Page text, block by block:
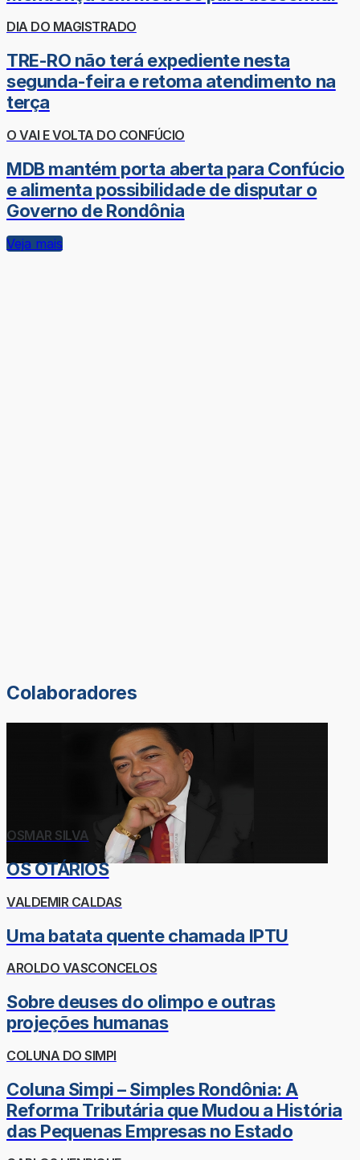
DIA DO MAGISTRADO
TRE-RO não terá expediente nesta
segunda-feira e retoma atendimento na
terça
O VAI E VOLTA DO CONFÚCIO
MDB mantém porta aberta para Confúcio
e alimenta possibilidade de disputar o
Governo de Rondônia
Veja mais
Colaboradores
OSMAR SILVA
OS OTÁRIOS
VALDEMIR CALDAS
Uma batata quente chamada IPTU
AROLDO VASCONCELOS
Sobre deuses do olimpo e outras
projeções humanas
COLUNA DO SIMPI
Coluna Simpi – Simples Rondônia: A
Reforma Tributária que Mudou a História
das Pequenas Empresas no Estado